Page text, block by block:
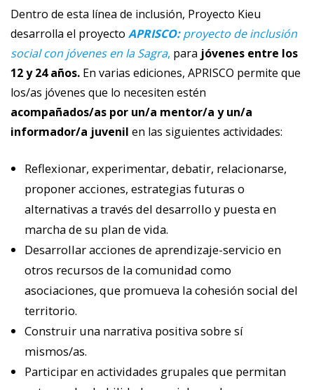
Dentro de esta línea de inclusión, Proyecto Kieu
desarrolla el proyecto APRISCO:proyecto de inclusión
social con jóvenes en la Sagra, para jóvenes entre los
12 y 24 años. En varias ediciones, APRISCO permite que
los/as jóvenes que lo necesiten estén
acompañados/as por un/a mentor/a y un/a
informador/a juvenil en las siguientes actividades:
Reflexionar, experimentar, debatir, relacionarse,
proponer acciones, estrategias futuras o
alternativas a través del desarrollo y puesta en
marcha de su plan de vida.
Desarrollar acciones de aprendizaje-servicio en
otros recursos de la comunidad como
asociaciones, que promueva la cohesión social del
territorio.
Construir una narrativa positiva sobre sí
mismos/as.
Participar en actividades grupales que permitan